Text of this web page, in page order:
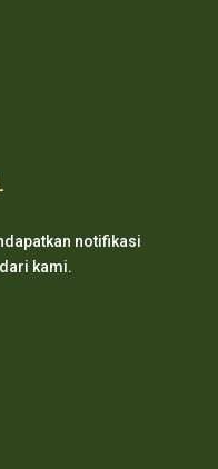
notifikasi
kami.